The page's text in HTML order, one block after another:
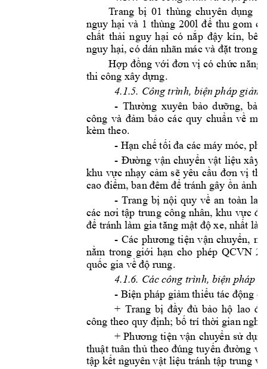
Trang bị 01 thùng chuyên dụng
nguy hại và 1 thùng 200l để thu gom
chất thải nguy hại có nắp đậy kín, bên
nguy hại, có dán nhãn mác và đặt trong
Hợp đồng với đơn vị có chức năng
thi công xây dựng.
4.1.5. Công trình, biện pháp giảm
- Thường xuyên bảo dưỡng, bảo
công và đảm bảo các quy chuẩn về
kèm theo.
- Hạn chế tối đa các máy móc,
- Đường vận chuyển vật liệu xây
khu vực nhạy cảm sẽ yêu cầu đơn vị thi
cao điểm, ban đêm để tránh gây ồn ảnh
- Trang bị nội quy về an toàn lao
các nơi tập trung công nhân, khu vực
để tránh làm gia tăng mật độ xe, nhất là
- Các phương tiện vận chuyển,
nằm trong giới hạn cho phép QCVN
quốc gia về độ rung.
4.1.6. Các công trình, biện pháp
- Biện pháp giảm thiểu tác động
+ Trang bị đầy đủ bảo hộ lao
công theo quy định; bố trí thời gian nghỉ
+ Phương tiện vận chuyển sử
thuật tuân thủ theo đúng tuyến đường
tập kết nguyên vật liệu tránh tập trung